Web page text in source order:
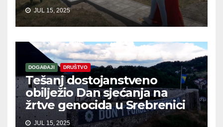
JUL 15, 2025
DOGAĐAJI DRUŠTVO
Tešanj dostojanstveno
obilježio Dan sjećanja na
žrtve genocida u Srebrenici
JUL 15, 2025